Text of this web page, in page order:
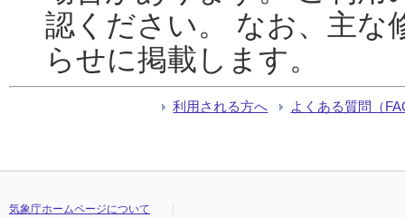
認ください。 なお、主な
らせに掲載します。
利用される方へ よくある質問（
気象庁ホームページについて